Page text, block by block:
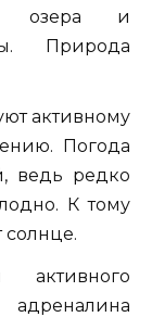
озера и
Природа
активному
Погода
ведь редко
К тому
солнце.
активного